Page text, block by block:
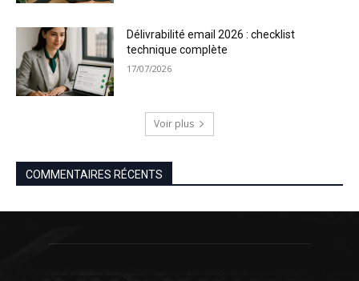
Délivrabilité email 2026 : checklist
technique complète
17/07/2026
Voir plus
COMMENTAIRES RÉCENTS